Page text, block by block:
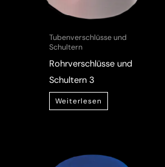
Tubenverschlüsse und
Schultern
Rohrverschlüsse und
Schultern 3
Weiterlesen